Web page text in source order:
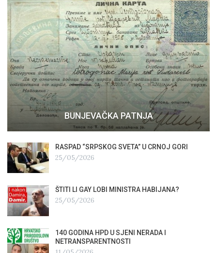
BUNJEVAČKA PATNJA
RASPAD “SRPSKOG SVETA” U CRNOJ GORI
25/05/2026
ŠTITI LI GAY LOBI MINISTRA HABIJANA?
25/05/2026
140 GODINA HPD U SJENI NERADA I
NETRANSPARENTNOSTI